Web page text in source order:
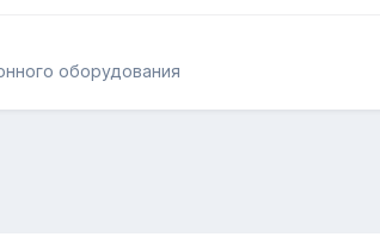
оборудования